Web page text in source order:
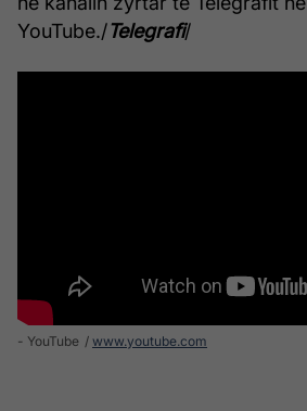
YouTube./Telegrafi/
- YouTube www.youtube.com